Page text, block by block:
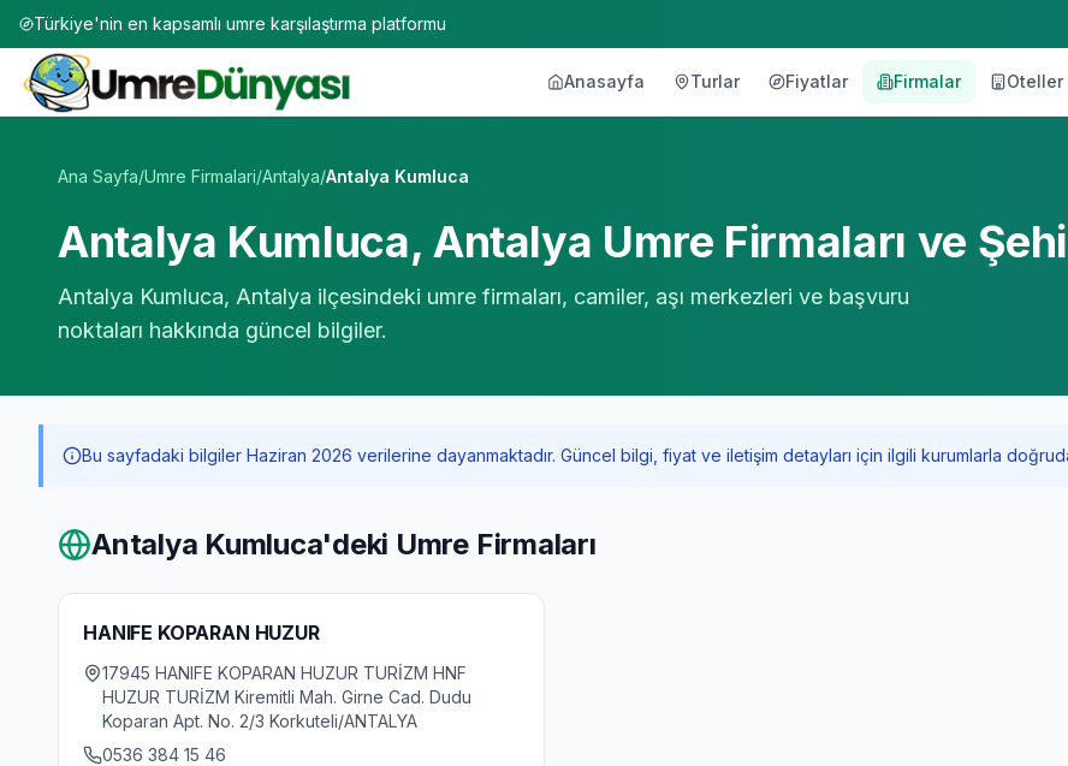
Türkiye'nin en kapsamlı umre karşılaştırma platformu
Anasayfa Turlar Fiyatlar Firmalar Oteller
Ana Sayfa/Umre Firmalari/Antalya/Antalya Kumluca
Antalya Kumluca, Antalya Umre Firmaları ve
Antalya Kumluca, Antalya ilçesindeki umre firmaları, camiler, aşı merkezleri ve başvuru
noktaları hakkında güncel bilgiler.
Bu sayfadaki bilgiler Haziran 2026 verilerine dayanmaktadır. Güncel bilgi, fiyat ve iletişim detayları için ilgili kurumlarla
Antalya Kumluca'deki Umre Firmaları
HANIFE KOPARAN HUZUR
17945 HANIFE KOPARAN HUZUR TURİZM HNF
HUZUR TURİZM Kiremitli Mah. Girne Cad. Dudu
Koparan Apt. No. 2/3 Korkuteli/ANTALYA
0536 384 15 46